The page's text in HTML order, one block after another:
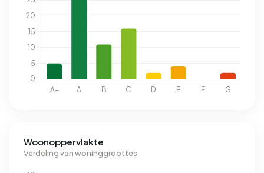
Woonoppervlakte
Verdeling van woninggroottes